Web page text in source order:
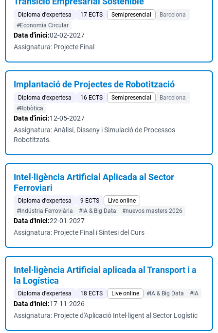
Diploma d'expertesa 17 ECTS Semipresencial
Barcelona
#Economia Circular
Data d'inici:02-02-2027
Assignatura: Projecte Final
Implantació de Projectes de Robotització
Diploma d'expertesa 16 ECTS Semipresencial
Barcelona
#Robòtica
Data d'inici:12-05-2027
Assignatura: Anàlisi, Disseny i Simulació de Processos
Robotitzats.
Intel·ligència Artificial Aplicada al Sector
Ferroviari
Diploma d'expertesa 9 ECTS
Live online
#Indústria Ferroviària
#IA & Big Data #nuevos masters 2026
Data d'inici:22-01-2027
Assignatura: Projecte Final i Síntesi del Curs
Intel·ligència Artificial aplicada al Transport i a
la Logística
Diploma d'expertesa 18 ECTS Live online #IA & Big Data #IA
Data d'inici:17-11-2026
Assignatura: Projecte d'Aplicació Intel·ligent al Sector Logístic